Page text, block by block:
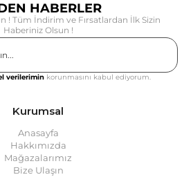
HABERLER
! Tüm İndirim ve Fırsatlardan İlk Sizin
Haberiniz Olsun !
verilerimin korunmasını kabul ediyorum.
Kurumsal
Anasayfa
Hakkımızda
Mağazalarımız
Bize Ulaşın